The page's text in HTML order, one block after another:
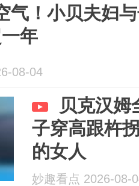
气！小贝夫妇
年
08-04
贝克汉姆
子穿高跟杵
的女人
妙趣看点 2026-08-